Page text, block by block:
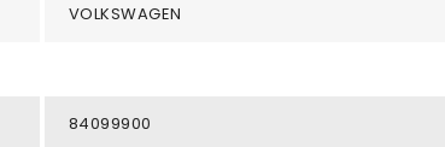
VOLKSWAGEN
84099900